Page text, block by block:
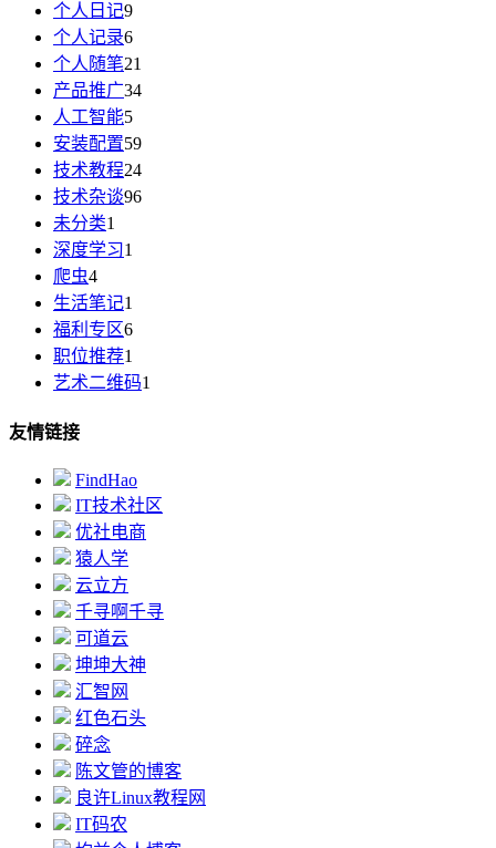
个人日记9
个人记录6
个人随笔21
产品推广34
人工智能5
安装配置59
技术教程24
技术杂谈96
未分类1
深度学习1
爬虫4
生活笔记1
福利专区6
职位推荐1
艺术二维码1
友情链接
FindHao
IT技术社区
优社电商
猿人学
云立方
千寻啊千寻
可道云
坤坤大神
汇智网
红色石头
碎念
陈文管的博客
良许Linux教程网
IT码农